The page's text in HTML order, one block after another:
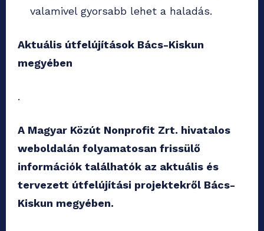
valamivel gyorsabb lehet a haladás.
Aktuális útfelújítások Bács-Kiskun
megyében
.
A Magyar Közút Nonprofit Zrt. hivatalos
weboldalán folyamatosan frissülő
információk találhatók az aktuális és
tervezett útfelújítási projektekről Bács-
Kiskun megyében.